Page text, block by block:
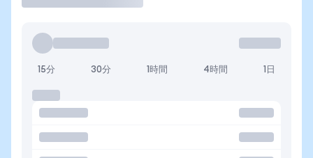
15分 30分 1時間 4時間 1日